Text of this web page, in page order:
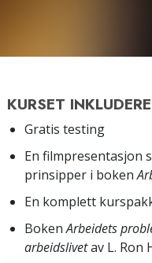
KURSET
Gratis testing
En filmpresentasjon
prinsipper i boken
En komplett
BokenArbeidets
arbeidslivetav L. Ron